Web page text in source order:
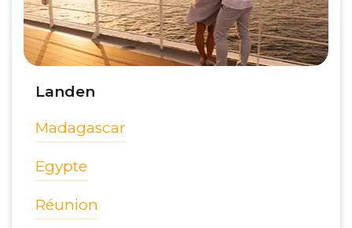
Landen
Madagascar
Egypte
Réunion